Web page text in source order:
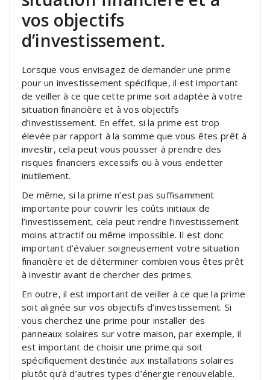
vos objectifs
d’investissement.
Lorsque vous envisagez de demander une prime
pour un investissement spécifique, il est important
de veiller à ce que cette prime soit adaptée à votre
situation financière et à vos objectifs
d’investissement. En effet, si la prime est trop
élevée par rapport à la somme que vous êtes prêt à
investir, cela peut vous pousser à prendre des
risques financiers excessifs ou à vous endetter
inutilement.
De même, si la prime n’est pas suffisamment
importante pour couvrir les coûts initiaux de
l’investissement, cela peut rendre l’investissement
moins attractif ou même impossible. Il est donc
important d’évaluer soigneusement votre situation
financière et de déterminer combien vous êtes prêt
à investir avant de chercher des primes.
En outre, il est important de veiller à ce que la prime
soit alignée sur vos objectifs d’investissement. Si
vous cherchez une prime pour installer des
panneaux solaires sur votre maison, par exemple, il
est important de choisir une prime qui soit
spécifiquement destinée aux installations solaires
plutôt qu’à d’autres types d’énergie renouvelable.